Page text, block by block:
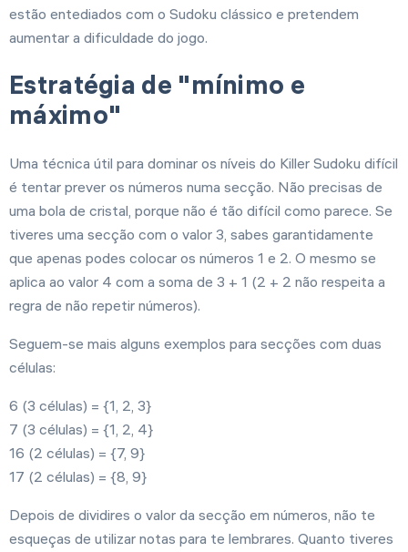
estão entediados com o Sudoku clássico e pretendem
aumentar a dificuldade do jogo.
Estratégia de "mínimo e
máximo"
Uma técnica útil para dominar os níveis do Killer Sudoku difícil
é tentar prever os números numa secção. Não precisas de
uma bola de cristal, porque não é tão difícil como parece. Se
tiveres uma secção com o valor 3, sabes garantidamente
que apenas podes colocar os números 1 e 2. O mesmo se
aplica ao valor 4 com a soma de 3 + 1 (2 + 2 não respeita a
regra de não repetir números).
Seguem-se mais alguns exemplos para secções com duas
células:
6 (3 células) = {1, 2, 3}
7 (3 células) = {1, 2, 4}
16 (2 células) = {7, 9}
17 (2 células) = {8, 9}
Depois de dividires o valor da secção em números, não te
esqueças de utilizar notas para te lembrares. Quanto tiveres